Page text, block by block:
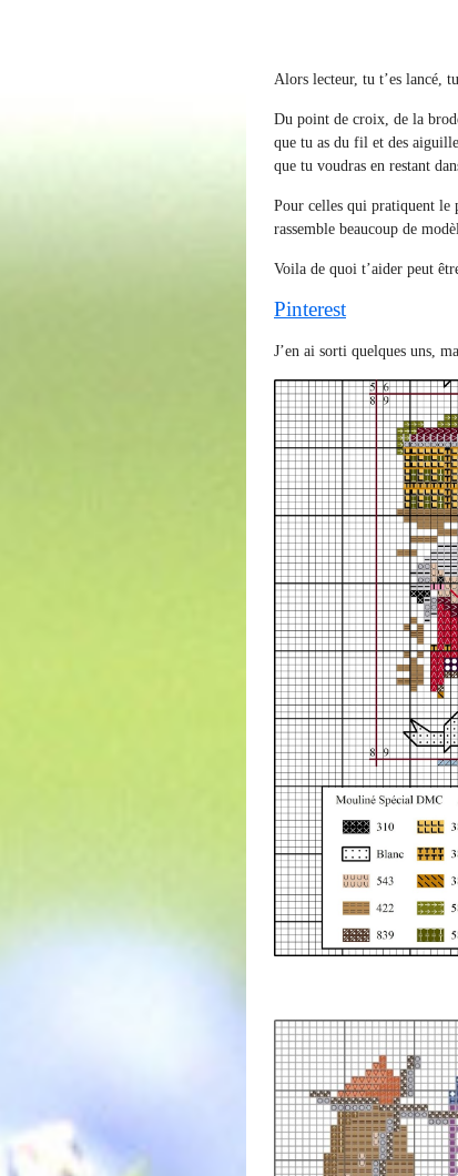
Alors lecteur, tu t’es lancé,
Du point de croix, de la
que tu as du fil et des
que tu voudras en restant
Pour celles qui pratiquent
rassemble beaucoup de
Voila de quoi t’aider peut être
Pinterest
J’en ai sorti quelques uns,